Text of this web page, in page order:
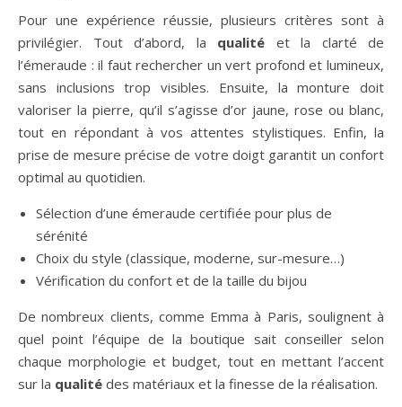
Pour une expérience réussie, plusieurs critères sont à
privilégier. Tout d’abord, la qualité et la clarté de
l’émeraude : il faut rechercher un vert profond et lumineux,
sans inclusions trop visibles. Ensuite, la monture doit
valoriser la pierre, qu’il s’agisse d’or jaune, rose ou blanc,
tout en répondant à vos attentes stylistiques. Enfin, la
prise de mesure précise de votre doigt garantit un confort
optimal au quotidien.
Sélection d’une émeraude certifiée pour plus de
sérénité
Choix du style (classique, moderne, sur-mesure…)
Vérification du confort et de la taille du bijou
De nombreux clients, comme Emma à Paris, soulignent à
quel point l’équipe de la boutique sait conseiller selon
chaque morphologie et budget, tout en mettant l’accent
sur la qualité des matériaux et la finesse de la réalisation.